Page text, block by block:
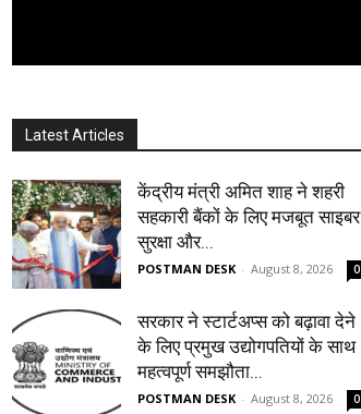
Latest Articles
केंद्रीय मंत्री अमित शाह ने शहरी
सहकारी बैंकों के लिए मजबूत साइबर
सुरक्षा और...
POSTMAN DESK - August 8, 2026 0
सरकार ने स्टार्टअप्‍स को बढ़ावा देने
के लिए प्रमुख उद्योगपतियों के साथ
महत्‍वपूर्ण समझौता...
POSTMAN DESK - August 8, 2026 0